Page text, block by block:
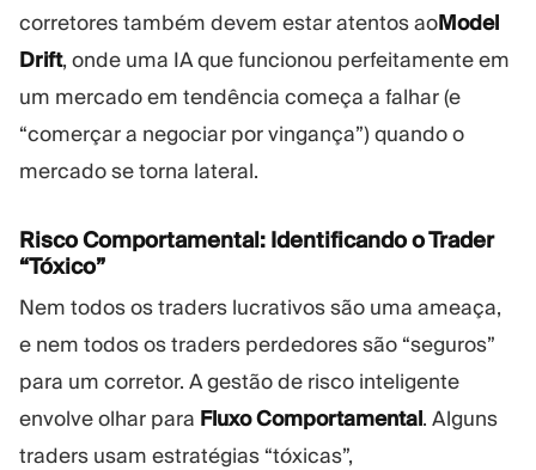
corretores também devem estar atentos aoModel
Drift, onde uma IA que funcionou perfeitamente em
um mercado em tendência começa a falhar (e
“comerçar a negociar por vingança”) quando o
mercado se torna lateral.
Risco Comportamental: Identificando o Trader
“Tóxico”
Nem todos os traders lucrativos são uma ameaça,
e nem todos os traders perdedores são “seguros”
para um corretor. A gestão de risco inteligente
envolve olhar para Fluxo Comportamental. Alguns
traders usam estratégias “tóxicas”,